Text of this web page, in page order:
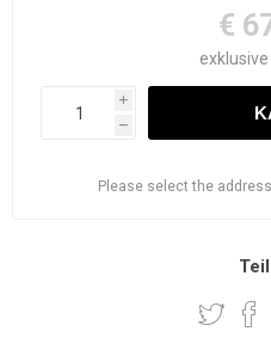
€
exklusive
i
h
Please select the